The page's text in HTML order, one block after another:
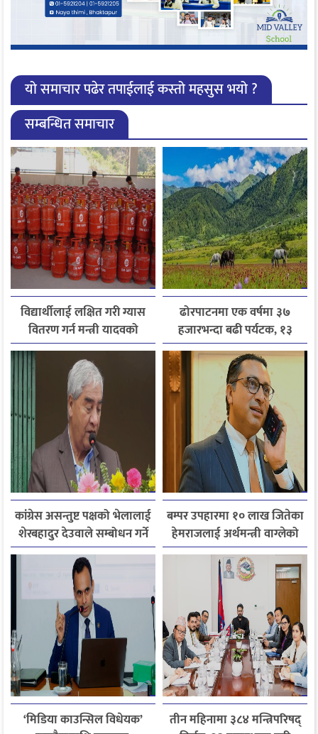
यो समाचार पढेर तपाईलाई कस्तो महसुस भयो ?
सम्बन्धित समाचार
विद्यार्थीलाई लक्षित गरी ग्यास
वितरण गर्न मन्त्री यादवको
निर्देशन
ढोरपाटनमा एक वर्षमा ३७
हजारभन्दा बढी पर्यटक, १३
हजारले बढ्यो आगमन
कांग्रेस असन्तुष्ट पक्षको भेलालाई
शेरबहादुर देउवाले सम्बोधन गर्ने
बम्पर उपहारमा १० लाख जितेका
हेमराजलाई अर्थमन्त्री वाग्लेको
फोन, रुपन्देहीकी सपनाले
जितिन् एक लाख
‘मिडिया काउन्सिल विधेयक’
तीन महिनामा ३८४ मन्त्रिपरिषद्